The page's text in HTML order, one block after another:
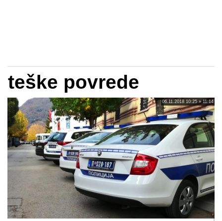
teške povrede
06.11.2018 10:25 » 11:14